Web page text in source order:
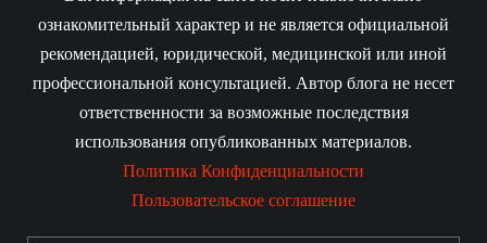
ознакомительный характер и не является официальной
рекомендацией, юридической, медицинской или иной
профессиональной консультацией. Автор блога не несет
ответственности за возможные последствия
использования опубликованных материалов.
Политика Конфиденциальности
Пользовательское соглашение